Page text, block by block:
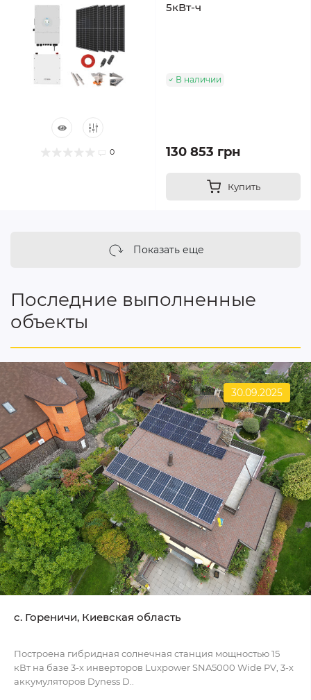
0
5кВт-ч
В наличии
130 853 грн
Купить
Показать еще
Последние выполненные
объекты
30.09.2025
c. Гореничи, Киевская область
Построена гибридная солнечная станция мощностью 15
кВт на базе 3-х инверторов Luxpower SNA5000 Wide PV, 3-х
аккумуляторов Dyness D..